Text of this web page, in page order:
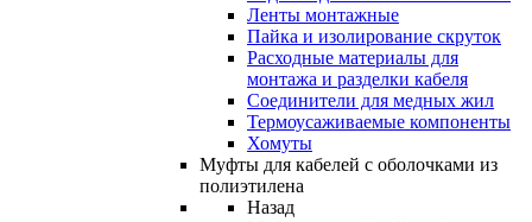
Ленты монтажные
Пайка и изолирование скруток
Расходные материалы для
монтажа и разделки кабеля
Соединители для медных жил
Термоусаживаемые компоненты
Хомуты
Муфты для кабелей с оболочками из
полиэтилена
Назад